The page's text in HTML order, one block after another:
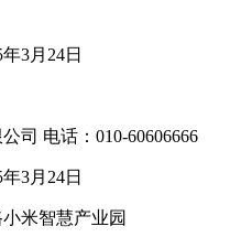
3月24日
司 电话：010-60606666
3月24日
米智慧产业园